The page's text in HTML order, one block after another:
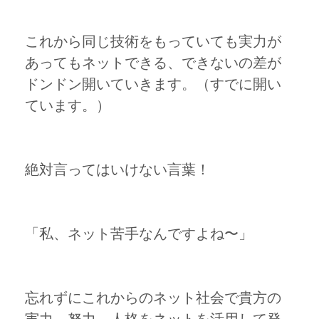
これから同じ技術をもっていても実力が
あってもネットできる、できないの差が
ドンドン開いていきます。（すでに開い
ています。）
絶対言ってはいけない言葉！
「私、ネット苦手なんですよね〜」
忘れずにこれからのネット社会で貴方の